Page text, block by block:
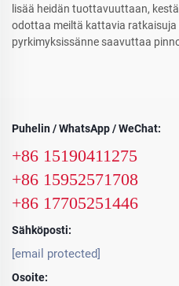
lisää heidän tuottavuuttaan,
odottaa meiltä kattavia ratkaisuja
pyrkimyksissänne saavuttaa
Puhelin / WhatsApp / WeChat:
+86 15190411275
+86 15952571708
+86 17705251446
Sähköposti:
[email protected]
Osoite: